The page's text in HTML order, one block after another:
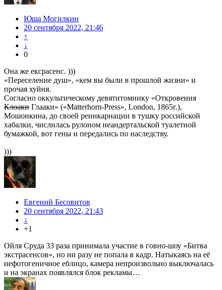
Юша Могилкин
20 сентября 2022, 21:46
↑
↓
0
Она же ексрасенс. )))
«Переселение душ», «кем вы были в прошлой жизни» и
прочая хуйня.
Согласно оккультическому девятитомнику «Откровения
Клоаки Глааки» («Matterhorn-Press», London, 1865г.),
Мошонкина, до своей реинкарнации в тушку российской
хабалки, числилась рулоном неандертальской туалетной
бумажкой, вот гены и передались по наследству.
)))
Евгений Бесовитов
20 сентября 2022, 21:43
↓
+1
Ойля Сруда 33 раза принимала участие в говно-шоу «Битва
экстрасенсов», но ни разу не попала в кадр. Натыкаясь на её
нефотогеничное еблицо, камера непроизвольно выключалась
и на экранах появлялся блок рекламы…